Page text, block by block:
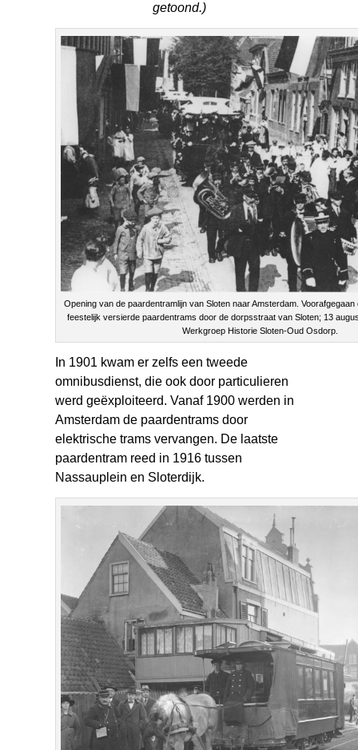
getoond.)
Opening van de paardentramlijn van Sloten naar Amsterdam.
feestelijk versierde paardentrams door de dorpsstraat van Sloten; 13
Werkgroep Historie Sloten-Oud Osdorp.
In 1901 kwam er zelfs een tweede
omnibusdienst, die ook door particulieren
werd geëxploiteerd. Vanaf 1900 werden in
Amsterdam de paardentrams door
elektrische trams vervangen. De laatste
paardentram reed in 1916 tussen
Nassauplein en Sloterdijk.